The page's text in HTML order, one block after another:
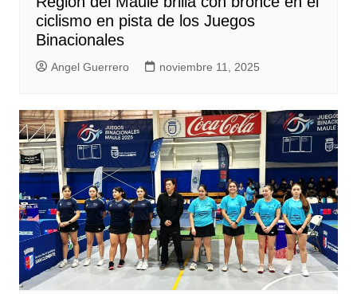
ciclismo en pista de los Juegos
Binacionales
Angel Guerrero noviembre 11, 2025